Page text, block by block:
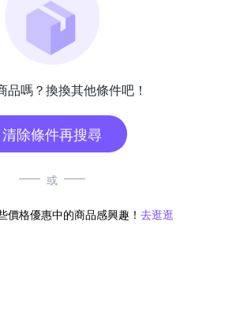
品嗎？換換其他條件吧！
清除條件再搜尋
或
價格優惠中的商品感興趣！ 去逛逛